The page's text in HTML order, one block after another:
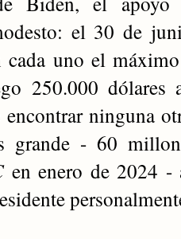
el 30 de
cada uno el
250.000
ninguna
grande - 60
en enero de 2024 -